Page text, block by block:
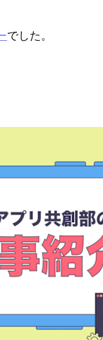
でした。